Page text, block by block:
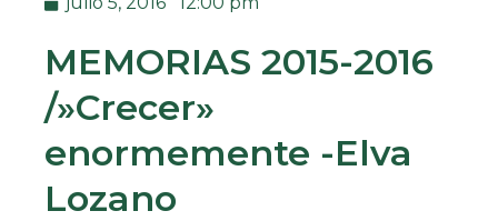
MEMORIAS 2015-2016
/»Crecer»
enormemente -Elva
Lozano